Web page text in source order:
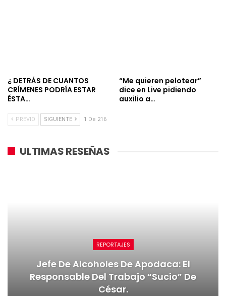
¿ DETRÁS DE CUANTOS
CRÍMENES PODRÍA ESTAR
ÉSTA…
“Me quieren pelotear”
dice en Live pidiendo
auxilio a…
PREVIO SIGUIENTE 1 De 216
ULTIMAS RESEÑAS
REPORTAJES
Jefe De Alcoholes De Apodaca: El
Responsable Del Trabajo “sucio” De
César.